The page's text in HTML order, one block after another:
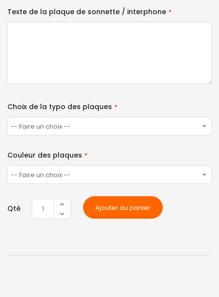
Texte de la plaque de sonnette / interphone
Choix de la typo des plaques
Couleur des plaques
Qté Ajouter au panier